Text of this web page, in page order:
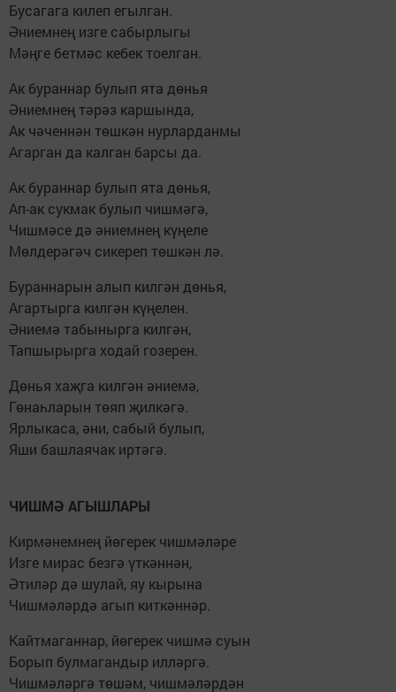
Бусагага килеп егылган.
Әниемнең изге сабырлыгы
Мәңге бетмәс кебек тоелган.
Ак бураннар булып ята дөнья
Әниемнең тәрәз каршында,
Ак чәченнән төшкән нурларданмы
Агарган да калган барсы да.
Ак бураннар булып ята дөнья,
Ап-ак сукмак булып чишмәгә,
Чишмәсе дә әниемнең күңеле
Мөлдерәгәч сикереп төшкән лә.
Бураннарын алып килгән дөнья,
Агартырга килгән күңелен.
Әниемә табынырга килгән,
Тапшырырга ходай гозерен.
Дөнья хаҗга килгән әниемә,
Гөнаһларын төяп җилкәгә.
Ярлыкаса, әни, сабый булып,
Яши башлаячак иртәгә.
ЧИШМӘ АГЫШЛАРЫ
Кирмәнемнең йөгерек чишмәләре
Изге мирас безгә үткәннән,
Әтиләр дә шулай, яу кырына
Чишмәләрдә агып киткәннәр.
Кайтмаганнар, йөгерек чишмә суын
Борып булмагандыр илләргә.
Чишмәләргә төшәм, чишмәләрдән